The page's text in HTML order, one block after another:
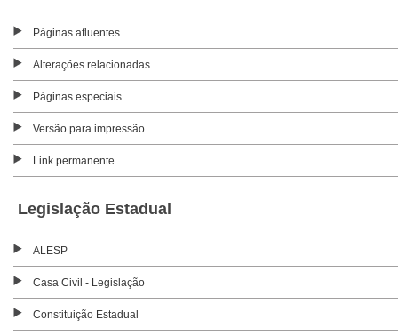
Páginas afluentes
Alterações relacionadas
Páginas especiais
Versão para impressão
Link permanente
Legislação Estadual
ALESP
Casa Civil - Legislação
Constituição Estadual